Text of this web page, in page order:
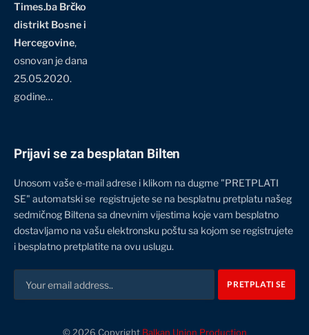
Times.ba Brčko
distrikt Bosne i
Hercegovine,
osnovan je dana
25.05.2020.
godine…
Prijavi se za besplatan Bilten
Unosom vaše e-mail adrese i klikom na dugme "PRETPLATI
SE" automatski se registrujete se na besplatnu pretplatu našeg
sedmičnog Biltena sa dnevnim vijestima koje vam besplatno
dostavljamo na vašu elektronsku poštu sa kojom se registrujete
i besplatno pretplatite na ovu uslugu.
© 2026 Copyright Balkan Union Production